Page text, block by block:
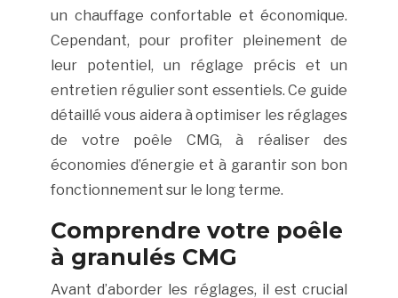
un chauffage confortable et économique.
Cependant, pour profiter pleinement de
leur potentiel, un réglage précis et un
entretien régulier sont essentiels. Ce guide
détaillé vous aidera à optimiser les réglages
de votre poêle CMG, à réaliser des
économies d’énergie et à garantir son bon
fonctionnement sur le long terme.
Comprendre votre poêle
à granulés CMG
Avant d’aborder les réglages, il est crucial